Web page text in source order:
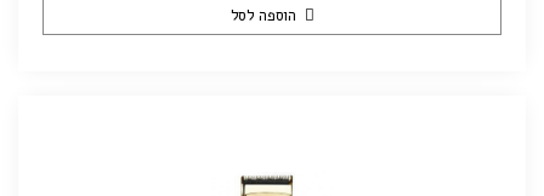
הוספה לסל